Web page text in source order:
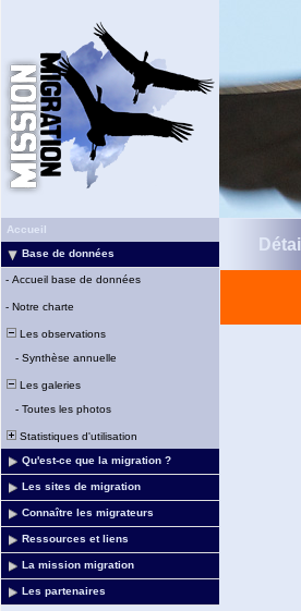
Accueil
Base de données
- Accueil base de données
- Notre charte
Les observations
- Synthèse annuelle
Les galeries
- Toutes les photos
Statistiques d'utilisation
Qu'est-ce que la migration ?
Les sites de migration
Connaître les migrateurs
Ressources et liens
La mission migration
Les partenaires